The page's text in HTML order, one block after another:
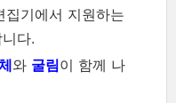
집기에서 지원하는
다.
와 굴림이 함께 나